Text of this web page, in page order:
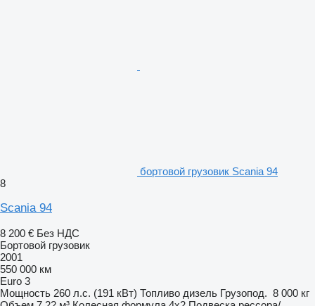
бортовой грузовик Scania 94
8
Scania 94
8 200 € Без НДС
Бортовой грузовик
2001
550 000 км
Euro 3
Мощность 260 л.с. (191 кВт) Топливо дизель Грузопод. 8 000 кг